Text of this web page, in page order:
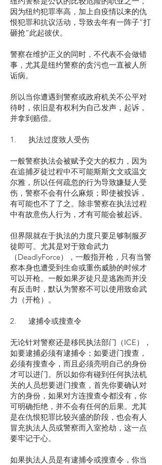
因为纽约犯罪率高，加上自疫情以来的仇
恨犯罪和抗议活动，导致去年有一阵子“打
砸抢”此起彼伏。
警察在维护正义的同时，不代表不会做错
事，尤其是纽约警察的贪污也一直被人所
诟病。
所以当你遭遇到警察或政府机关不公平对
待时，依旧是有权利为自己发声，起诉，
并拿到赔偿。
1. 执法过度致人受伤
一般警察执法会被赋予交大的权力，因为
在追捕歹徒过程中不可能斯斯文文或温文
尔雅，所以任何疏忽的行为导致嫌疑人受
伤，警察不会有什么麻烦；即使被投诉，
有可能也不了了之。除非警察在执法过程
中有故意伤人行为，才有可能会被起诉。
但界限就在于执法的力度只要足够制服歹
徒即可。尤其是对于致命武力
（DeadlyForce），一般指开枪，只有当警
察本身也遭受到生命或重伤威胁的时候才
可以开枪。一般如果歹徒只是逃跑而并没
有反击时，默认为警察不可以使用致命武
力（开枪）。
2. 逮捕令或搜查令
无论针对警察还是移民执法部门（ICE），
如要逮捕必须有逮捕令；如要进门搜查，
必须有搜查令，而且必须亮明自己的身份
才可以进门。所以如你有碰到任何执法机
关的人员想要进门搜查，首先你要确认对
方的身份，如果对方连搜查令都没有，你
可明确拒绝，并不会有任何的后果。尤其
是在仇恨犯罪比较兴盛的阶段，也会有人
冒充执法人员或警察而入室抢劫，这一点
要牢记于心。
如果执法人员是有逮捕令或搜查令，你当